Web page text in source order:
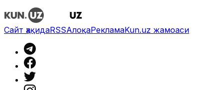
Ўзбекча
Реклама
Жамият|